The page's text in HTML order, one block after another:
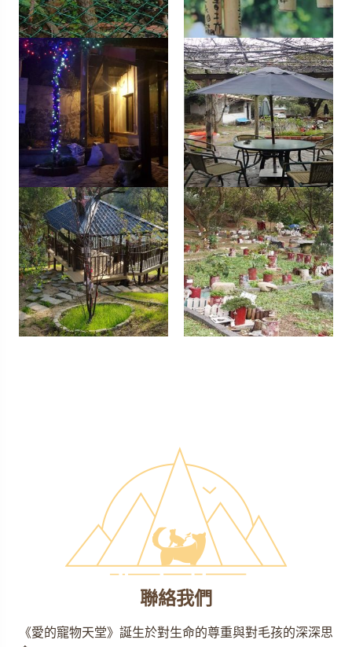
聯絡我們
《愛的寵物天堂》誕生於對生命的尊重與對毛孩的深深思